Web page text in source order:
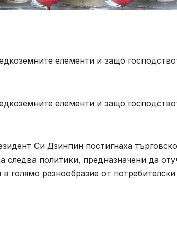
елементи и защо
елементи и защо
Си Дзинпин постигнаха
политики, предназначени да
в голямо разнообразие от